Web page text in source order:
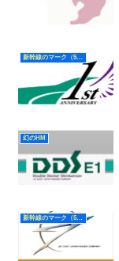
新幹線のマーク（50Hz）
幻のHM
新幹線のマーク（50Hz）